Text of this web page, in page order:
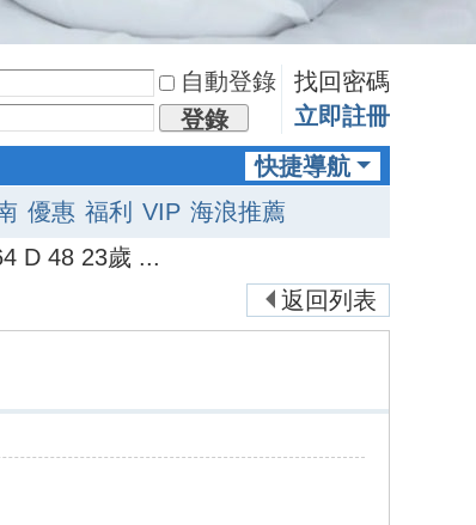
自動登錄
找回密碼
登錄
立即註冊
快捷導航
優惠 福利 VIP 海浪推薦
D 48 23歲 ...
返回列表